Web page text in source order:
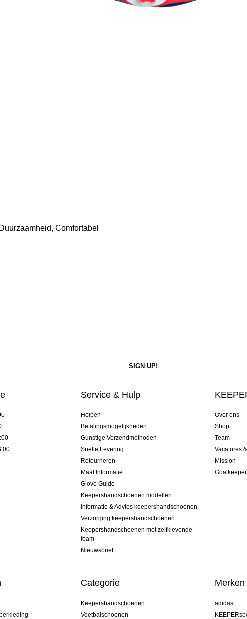
Comfortabel
Service & Hulp
Helpen
Betalingsmogelijkheden
Gunstige Verzendmethoden
Snelle Levering
Retourneren
Maat Informatie
Glove Guide
Keepershandschoenen modellen
Informatie & Advies keepershandschoenen
Verzorging keepershandschoenen
Keepershandschoenen met zelfklevende
foam
Nieuwsbrief
Over ons
Shop
Team
Vacatures
Mission
Categorie
Keepershandschoenen
Voetbalschoenen
Merken
adidas